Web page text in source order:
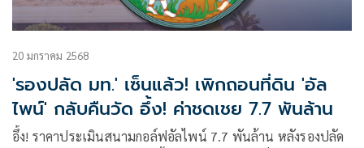
20 มกราคม 2568
'รองปลัด มท.' เซ็นแล้ว! เพิกถอนที่ดิน 'อัล
ไพน์' กลับคืนวัด อึ้ง! ค่าชดเชย 7.7 พันล้าน
อึ้ง! ราคาประเมินสนามกอล์ฟอัลไพน์ 7.7 พันล้าน หลังรองปลัด